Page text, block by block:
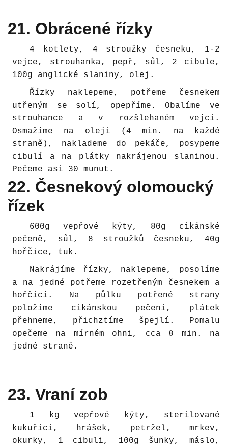
21. Obrácené řízky
4 kotlety, 4 stroužky česneku, 1-2
vejce, strouhanka, pepř, sůl, 2 cibule,
100g anglické slaniny, olej.
Řízky naklepeme, potřeme česnekem
utřeným se solí, opepříme. Obalíme ve
strouhance a v rozšlehaném vejci.
Osmažíme na oleji (4 min. na každé
straně), naklademe do pekáče, posypeme
cibulí a na plátky nakrájenou slaninou.
Pečeme asi 30 munut.
22. Česnekový olomoucký
řízek
600g vepřové kýty, 80g cikánské
pečeně, sůl, 8 stroužků česneku, 40g
hořčice, tuk.
Nakrájíme řízky, naklepeme, posolíme
a na jedné potřeme rozetřeným česnekem a
hořčicí. Na půlku potřené strany
položíme cikánskou pečeni, plátek
přehneme, přichztíme špejlí. Pomalu
opečeme na mírném ohni, cca 8 min. na
jedné straně.
23. Vraní zob
1 kg vepřové kýty, sterilované
kukuřici, hrášek, petržel, mrkev,
okurky, 1 cibuli, 100g šunky, máslo,